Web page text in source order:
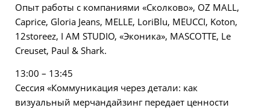
Опыт работы с компаниями «Сколково», OZ MALL,
Caprice, Gloria Jeans, MELLE, LoriBlu, MEUCCI, Koton,
12storeez, I AM STUDIO, «Эконика», MASCOTTE, Le
Creuset, Paul & Shark.
13:00 – 13:45
Сессия «Коммуникация через детали: как
визуальный мерчандайзинг передает ценности